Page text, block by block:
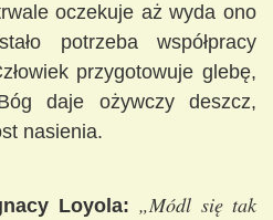
oczekuje aż wyda ono
potrzeba współpracy
przygotowuje glebę,
daje ożywczy deszcz,
nasienia.
Loyola: „Módl się tak